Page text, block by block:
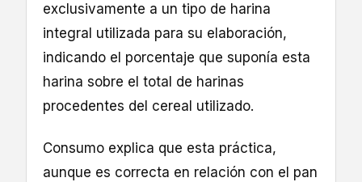
exclusivamente a un tipo de harina
integral utilizada para su elaboración,
indicando el porcentaje que suponía esta
harina sobre el total de harinas
procedentes del cereal utilizado.
Consumo explica que esta práctica,
aunque es correcta en relación con el pan